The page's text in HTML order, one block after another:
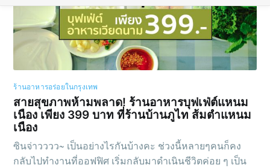
ร้านอาหารอร่อยในกรุงเทพ
สายสุขภาพห้ามพลาด! ร้านอาหารบุฟเฟ่ต์แหนม
เนือง เพียง 399 บาท ที่ร้านบ้านภูไท ส้มตำแหนม
เนือง
ซินจ่าวววว~ เป็นอย่างไรกันบ้างคะ ช่วงนี้หลายๆคนก็คง
กลับไปทำงานที่ออฟฟิศ เริ่มกลับมาดำเนินชีวิตค่อย ๆ เป็น